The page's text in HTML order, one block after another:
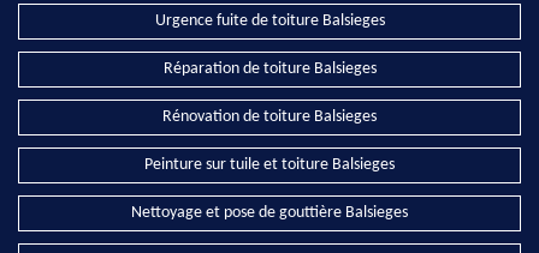
Urgence fuite de toiture Balsieges
Réparation de toiture Balsieges
Rénovation de toiture Balsieges
Peinture sur tuile et toiture Balsieges
Nettoyage et pose de gouttière Balsieges